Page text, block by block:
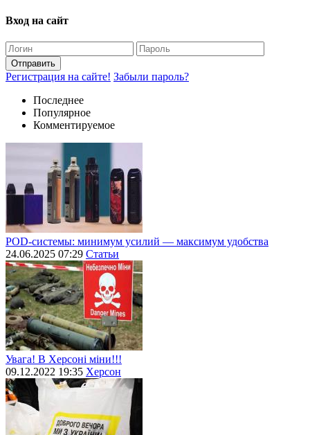
Вход на сайт
Отправить
Регистрация на сайте! Забыли пароль?
Последнее
Популярное
Комментируемое
POD-системы: минимум усилий — максимум удобства
24.06.2025 07:29 Статьи
Увага! В Херсоні міни!!!
09.12.2022 19:35 Херсон